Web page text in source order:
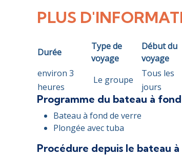
PLUS
Durée
Type de
voyage
Début du
voyage
environ 3
heures
Le groupe
Tous les
jours
Programme du bateau à
Bateau à fond de verre
Plongée avec tuba
Procédure depuis le bateau